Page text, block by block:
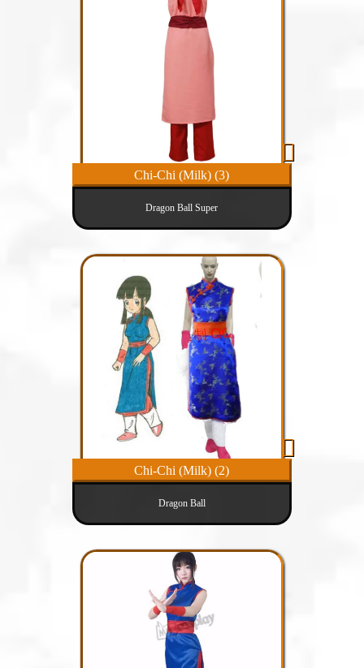
Chi-Chi (Milk) (3)
Dragon Ball Super
Chi-Chi (Milk) (2)
Dragon Ball